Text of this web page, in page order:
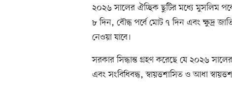
২০২৬ সালের ঐচ্ছিক ছুটির মধ্যে মুসলিম
৮ দিন, বৌদ্ধ পর্বে মোট ৭ দিন এবং ক্ষুদ্র
নেওয়া যাবে।
সরকার সিদ্ধান্ত গ্রহণ করেছে যে ২০২৬
এবং সংবিধিবদ্ধ, স্বায়ত্তশাসিত ও আধা